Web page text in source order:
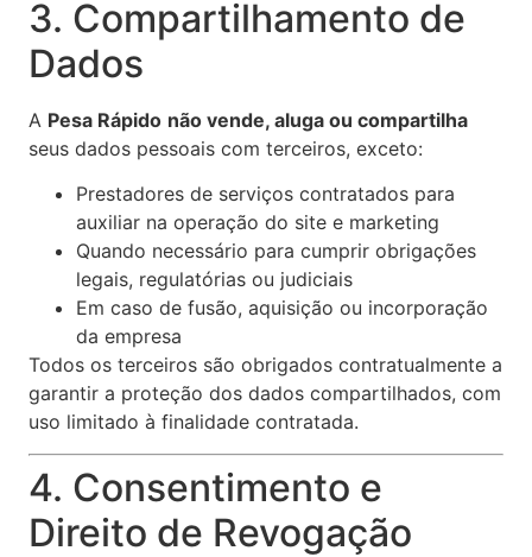
3. Compartilhamento de
Dados
A Pesa Rápido não vende, aluga ou compartilha
seus dados pessoais com terceiros, exceto:
Prestadores de serviços contratados para
auxiliar na operação do site e marketing
Quando necessário para cumprir obrigações
legais, regulatórias ou judiciais
Em caso de fusão, aquisição ou incorporação
da empresa
Todos os terceiros são obrigados contratualmente a
garantir a proteção dos dados compartilhados, com
uso limitado à finalidade contratada.
4. Consentimento e
Direito de Revogação